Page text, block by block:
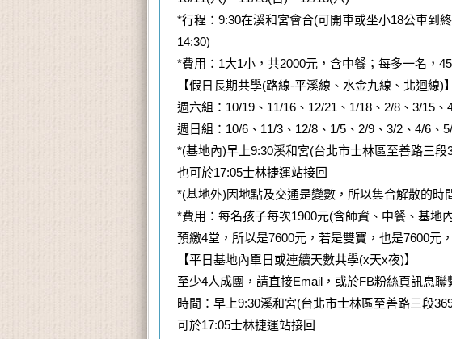
*行程：9:30在溪和宮會合(可開車或坐小18公車到
14:30)
*費用：1大1小，共2000元，含中餐；每多一名，
【假日長期共學(路線-平溪線、水金九線、北迴線)】
週六組：10/19、11/16、12/21、1/18、2/8、3/15
週日組：10/6、11/3、12/8、1/5、2/9、3/2、4/6、
*(基地內)早上9:30溪和宮(台北市士林區至善路三
也可於17:05士林捷運站接回
*(基地外)因地點及交通是變數，所以集合解散的
*費用：每名孩子每次1900元(含師資、中餐、基地
預繳4堂，所以是7600元，若是雙寶，也是7600元
【平日基地內單日或連續天數共學(x天x夜)】
至少4人成團，請直接Email，或於FB粉絲頁訊息聯
時間：早上9:30溪和宮(台北市士林區至善路三段
可於17:05士林捷運站接回